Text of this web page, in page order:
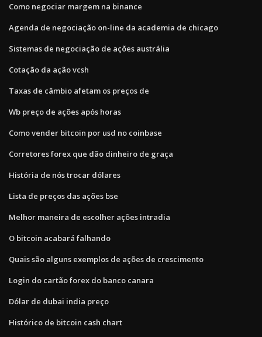
Como negociar margem na binance
Agenda de negociação on-line da academia de chicago
Sistemas de negociação de ações austrália
Cotação da ação vcsh
Taxas de câmbio afetam os preços de
Wb preço de ações após horas
Como vender bitcoin por usd no coinbase
Corretores forex que dão dinheiro de graça
História de nós trocar dólares
Lista de preços das ações bse
Melhor maneira de escolher ações intradia
O bitcoin acabará falhando
Quais são alguns exemplos de ações de crescimento
Login do cartão forex do banco canara
Dólar de dubai india preço
Histórico de bitcoin cash chart